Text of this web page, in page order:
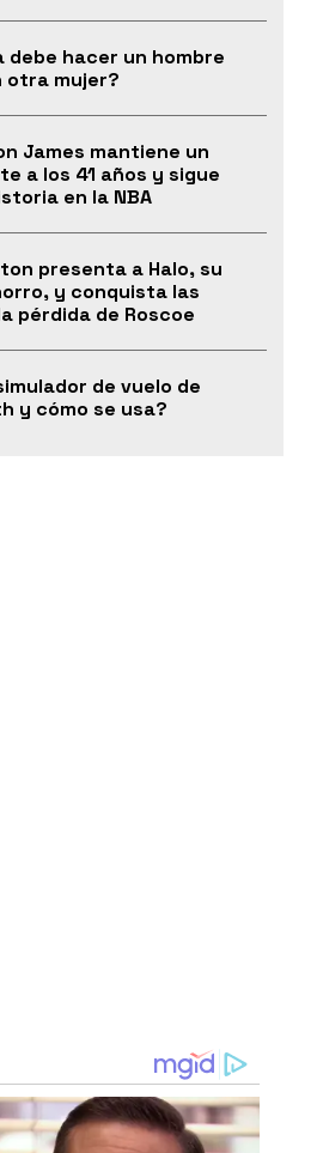
debe hacer un hombre
otra mujer?
James mantiene un
a los 41 años y sigue
en la NBA
presenta a Halo, su
y conquista las
pérdida de Roscoe
de vuelo de
y cómo se usa?